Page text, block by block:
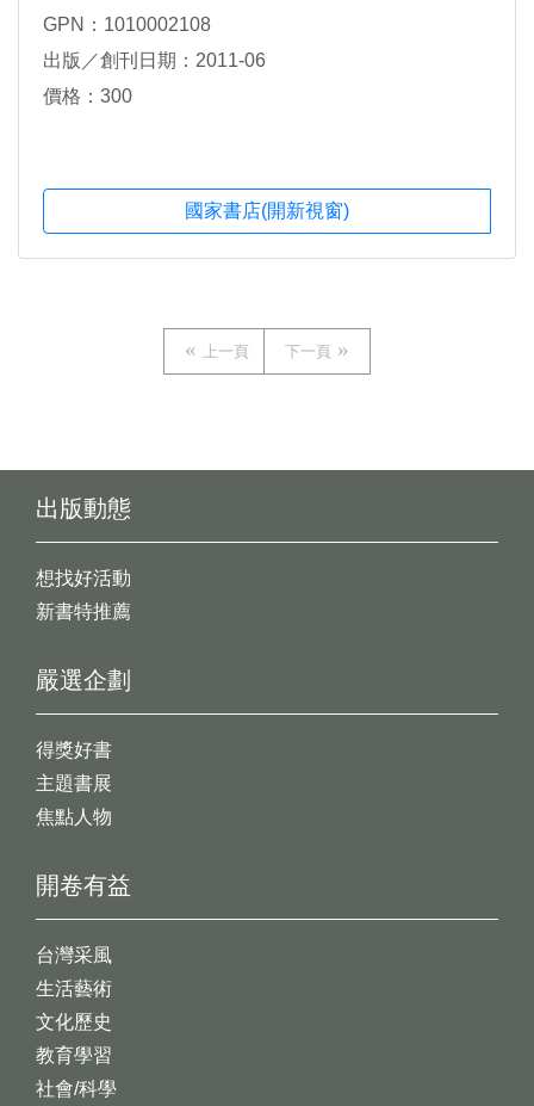
GPN：1010002108
出版／創刊日期：2011-06
價格：300
國家書店(開新視窗)
上一頁 下一頁
出版動態
想找好活動
新書特推薦
開卷有益
台灣采風
生活藝術
文化歷史
教育學習
社會/科學
嚴選企劃
得獎好書
主題書展
焦點人物